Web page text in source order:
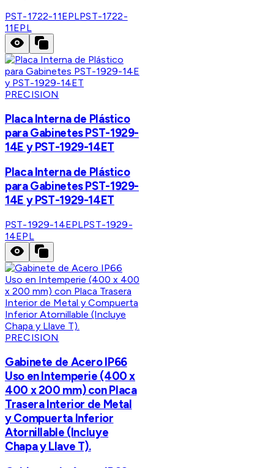
PST-1722-11EPLPST-1722-
11EPL
PRECISION
Placa Interna de Plástico
para Gabinetes PST-1929-
14E y PST-1929-14ET
Placa Interna de Plástico
para Gabinetes PST-1929-
14E y PST-1929-14ET
PST-1929-14EPLPST-1929-
14EPL
PRECISION
Gabinete de Acero IP66
Uso en Intemperie (400 x
400 x 200 mm) con Placa
Trasera Interior de Metal
y Compuerta Inferior
Atornillable (Incluye
Chapa y Llave T).